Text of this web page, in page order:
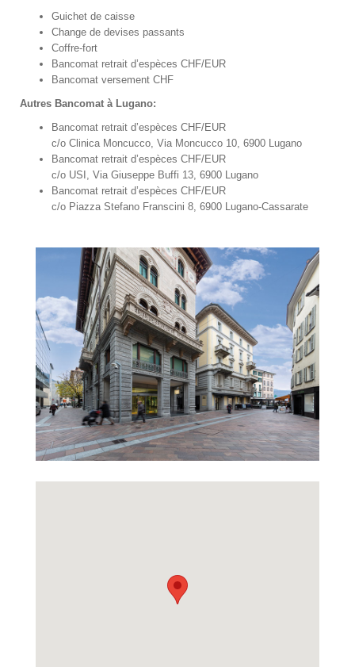
Guichet de caisse
Change de devises passants
Coffre-fort
Bancomat retrait d’espèces CHF/EUR
Bancomat versement CHF
Autres Bancomat à Lugano:
Bancomat retrait d’espèces CHF/EUR
c/o Clinica Moncucco, Via Moncucco 10, 6900 Lugano
Bancomat retrait d’espèces CHF/EUR
c/o USI, Via Giuseppe Buffi 13, 6900 Lugano
Bancomat retrait d’espèces CHF/EUR
c/o Piazza Stefano Franscini 8, 6900 Lugano-Cassarate